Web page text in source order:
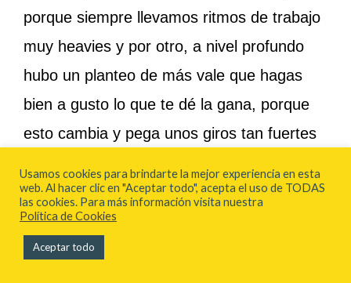
porque siempre llevamos ritmos de trabajo
muy heavies y por otro, a nivel profundo
hubo un planteo de más vale que hagas
bien a gusto lo que te dé la gana, porque
esto cambia y pega unos giros tan fuertes
No tienes que quedar bien con nadie. Así
que retoqué todos los guiones en los que
estaba y decidí, sobre todo, que las cosas
Usamos cookies para brindarte la mejor experiencia en esta
web. Al hacer clic en "Aceptar todo", acepta el uso de TODAS
las cookies. Para más información visita nuestra
Política de Cookies
Aceptar todo